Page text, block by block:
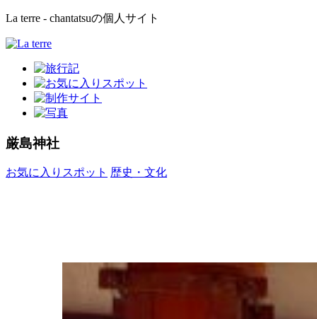
La terre - chantatsuの個人サイト
厳島神社
お気に入りスポット 歴史・文化